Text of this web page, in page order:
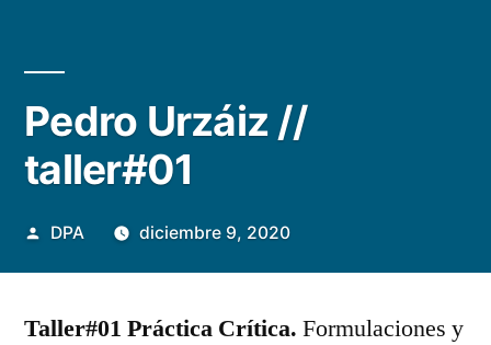
Pedro Urzáiz //
taller#01
Publicado
DPA diciembre 9, 2020
Taller#01 Práctica Crítica. Formulaciones y